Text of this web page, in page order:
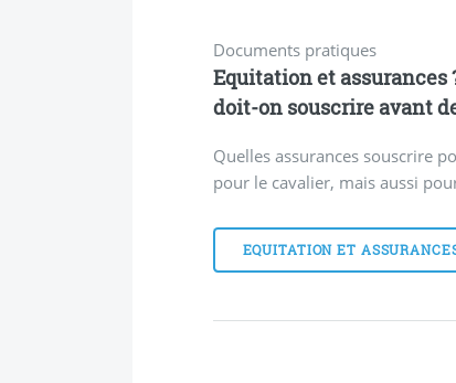
Documents pratiques
Equitation et assurances
doit-on souscrire avant
Quelles assurances souscrire
pour le cavalier, mais aussi
EQUITATION ET